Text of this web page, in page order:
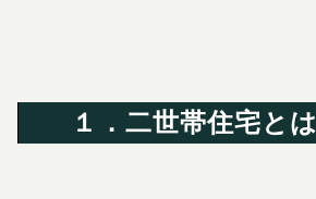
１．二世帯住宅とは